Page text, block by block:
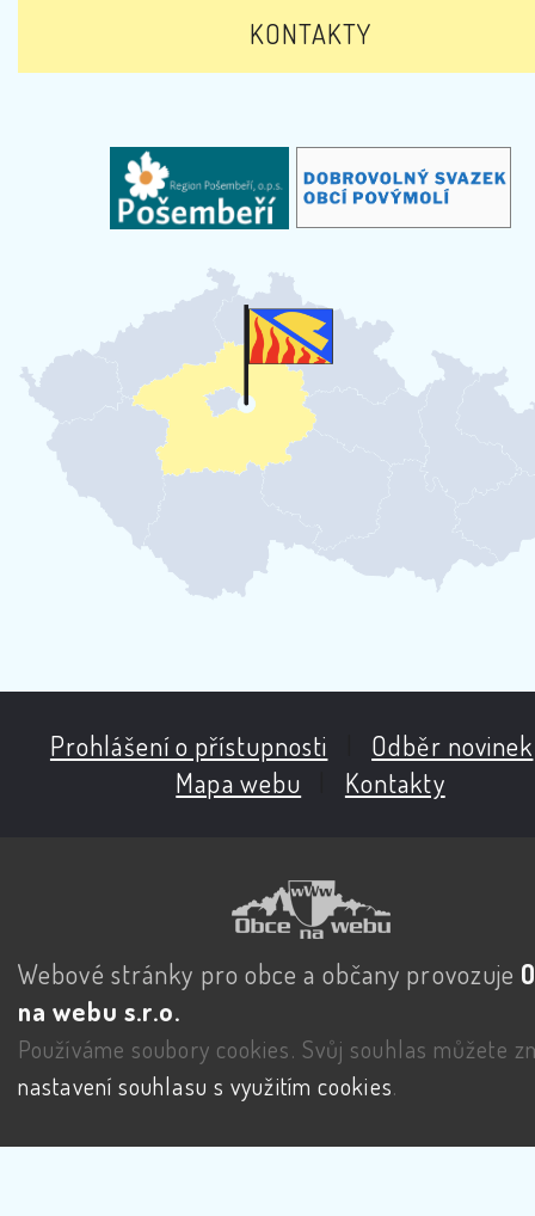
KONTAKTY
Prohlášení o přístupnosti Odběr novinek
Mapa webu
Kontakty
Webové stránky pro obce a občany provozuje
na webu s.r.o.
Používáme soubory cookies. Svůj souhlas můžete
nastavení souhlasu s využitím cookies.